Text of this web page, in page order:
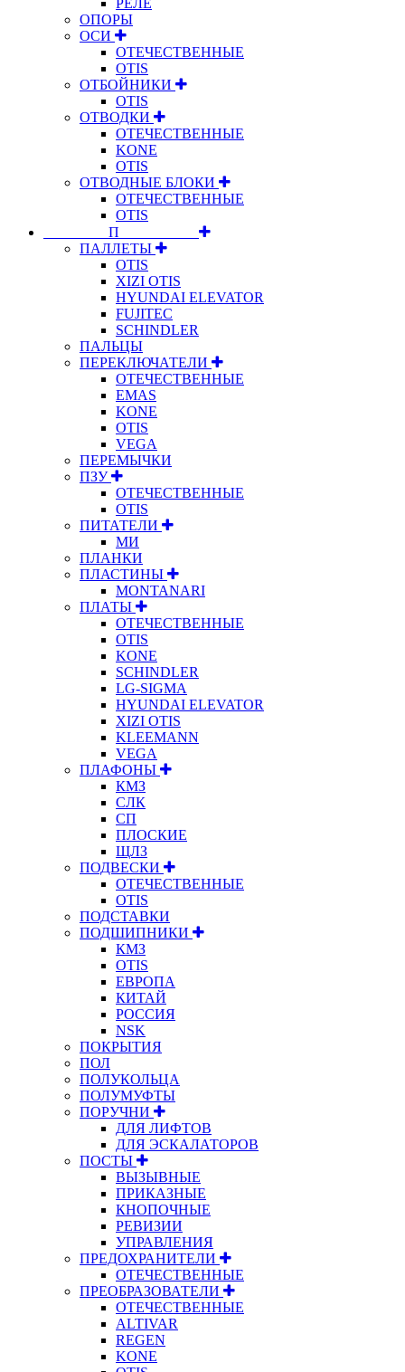
ОПОРЫ
ОСИ
ОТЕЧЕСТВЕННЫЕ
OTIS
ОТБОЙНИКИ
OTIS
ОТВОДКИ
ОТЕЧЕСТВЕННЫЕ
KONE
OTIS
ОТВОДНЫЕ БЛОКИ
ОТЕЧЕСТВЕННЫЕ
OTIS
⠀⠀⠀⠀⠀⠀П⠀⠀⠀⠀⠀⠀⠀
ПАЛЛЕТЫ
OTIS
XIZI OTIS
HYUNDAI ELEVATOR
FUJITEC
SCHINDLER
ПАЛЬЦЫ
ПЕРЕКЛЮЧАТЕЛИ
ОТЕЧЕСТВЕННЫЕ
EMAS
KONE
OTIS
VEGA
ПЕРЕМЫЧКИ
ПЗУ
ОТЕЧЕСТВЕННЫЕ
OTIS
ПИТАТЕЛИ
МИ
ПЛАНКИ
ПЛАСТИНЫ
MONTANARI
ПЛАТЫ
ОТЕЧЕСТВЕННЫЕ
OTIS
KONE
SCHINDLER
LG-SIGMA
HYUNDAI ELEVATOR
XIZI OTIS
KLEEMANN
VEGA
ПЛАФОНЫ
КМЗ
СЛК
СП
ПЛОСКИЕ
ЩЛЗ
ПОДВЕСКИ
ОТЕЧЕСТВЕННЫЕ
OTIS
ПОДСТАВКИ
ПОДШИПНИКИ
КМЗ
OTIS
ЕВРОПА
КИТАЙ
РОССИЯ
NSK
ПОКРЫТИЯ
ПОЛ
ПОЛУКОЛЬЦА
ПОЛУМУФТЫ
ПОРУЧНИ
ДЛЯ ЛИФТОВ
ДЛЯ ЭСКАЛАТОРОВ
ПОСТЫ
ВЫЗЫВНЫЕ
ПРИКАЗНЫЕ
КНОПОЧНЫЕ
РЕВИЗИИ
УПРАВЛЕНИЯ
ПРЕДОХРАНИТЕЛИ
ОТЕЧЕСТВЕННЫЕ
ПРЕОБРАЗОВАТЕЛИ
ОТЕЧЕСТВЕННЫЕ
ALTIVAR
REGEN
KONE